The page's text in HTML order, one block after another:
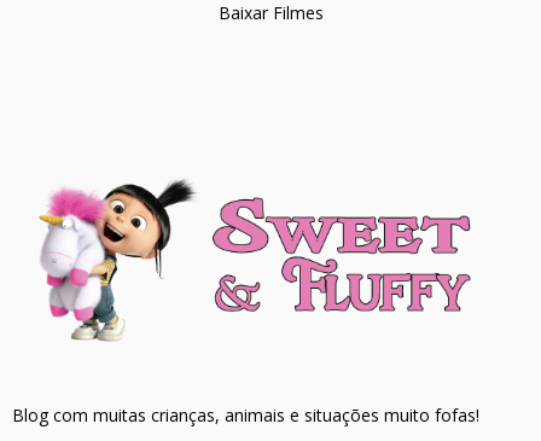
Baixar Filmes
Blog com muitas crianças, animais e situações muito fofas!